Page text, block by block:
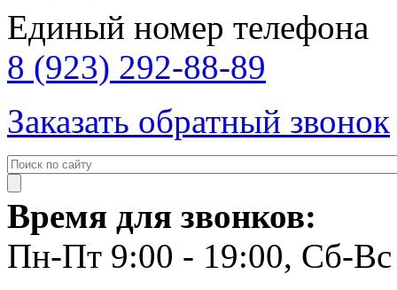
Единый номер телефона
8 (923) 292-88-89
Заказать обратный звонок
Время для звонков:
Пн-Пт 9:00 - 19:00, Сб-Вс